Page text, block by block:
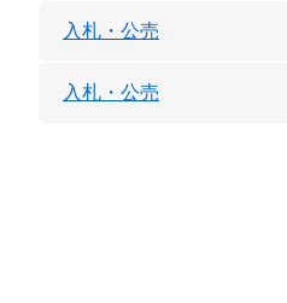
入札・公売
入札・公売